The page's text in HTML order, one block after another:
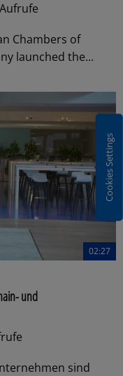
Chambers of
launched the...
02:27
und
sind
Cookies Settings